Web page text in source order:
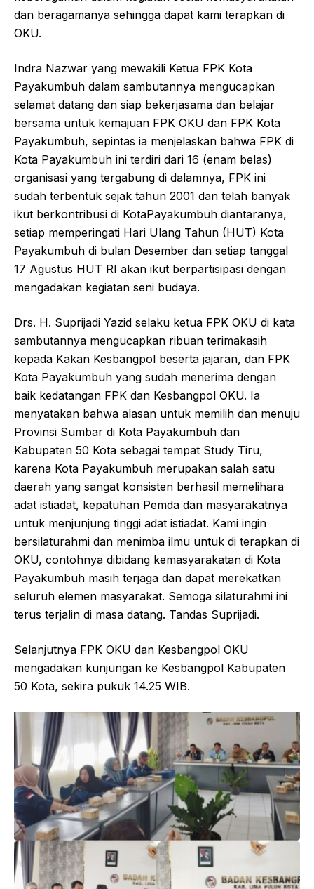
dan beragamanya sehingga dapat kami terapkan di
OKU.
Indra Nazwar yang mewakili Ketua FPK Kota
Payakumbuh dalam sambutannya mengucapkan
selamat datang dan siap bekerjasama dan belajar
bersama untuk kemajuan FPK OKU dan FPK Kota
Payakumbuh, sepintas ia menjelaskan bahwa FPK di
Kota Payakumbuh ini terdiri dari 16 (enam belas)
organisasi yang tergabung di dalamnya, FPK ini
sudah terbentuk sejak tahun 2001 dan telah banyak
ikut berkontribusi di KotaPayakumbuh diantaranya,
setiap memperingati Hari Ulang Tahun (HUT) Kota
Payakumbuh di bulan Desember dan setiap tanggal
17 Agustus HUT RI akan ikut berpartisipasi dengan
mengadakan kegiatan seni budaya.
Drs. H. Suprijadi Yazid selaku ketua FPK OKU di kata
sambutannya mengucapkan ribuan terimakasih
kepada Kakan Kesbangpol beserta jajaran, dan FPK
Kota Payakumbuh yang sudah menerima dengan
baik kedatangan FPK dan Kesbangpol OKU. Ia
menyatakan bahwa alasan untuk memilih dan menuju
Provinsi Sumbar di Kota Payakumbuh dan
Kabupaten 50 Kota sebagai tempat Study Tiru,
karena Kota Payakumbuh merupakan salah satu
daerah yang sangat konsisten berhasil memelihara
adat istiadat, kepatuhan Pemda dan masyarakatnya
untuk menjunjung tinggi adat istiadat. Kami ingin
bersilaturahmi dan menimba ilmu untuk di terapkan di
OKU, contohnya dibidang kemasyarakatan di Kota
Payakumbuh masih terjaga dan dapat merekatkan
seluruh elemen masyarakat. Semoga silaturahmi ini
terus terjalin di masa datang. Tandas Suprijadi.
Selanjutnya FPK OKU dan Kesbangpol OKU
mengadakan kunjungan ke Kesbangpol Kabupaten
50 Kota, sekira pukuk 14.25 WIB.